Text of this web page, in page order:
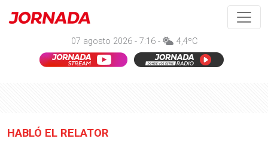
07 agosto 2026 - 7:16 - 4,4ºC
HABLÓ EL RELATOR